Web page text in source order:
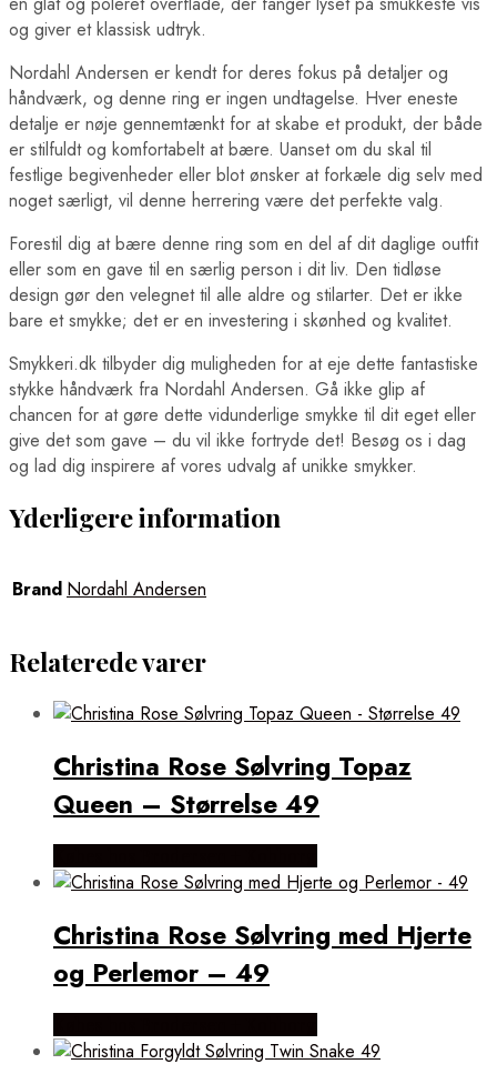
og giver et klassisk udtryk.
Nordahl Andersen er kendt for deres fokus på detaljer og
håndværk, og denne ring er ingen undtagelse. Hver eneste
detalje er nøje gennemtænkt for at skabe et produkt, der både
er stilfuldt og komfortabelt at bære. Uanset om du skal til
festlige begivenheder eller blot ønsker at forkæle dig selv med
noget særligt, vil denne herrering være det perfekte valg.
Forestil dig at bære denne ring som en del af dit daglige outfit
eller som en gave til en særlig person i dit liv. Den tidløse
design gør den velegnet til alle aldre og stilarter. Det er ikke
bare et smykke; det er en investering i skønhed og kvalitet.
Smykkeri.dk tilbyder dig muligheden for at eje dette fantastiske
stykke håndværk fra Nordahl Andersen. Gå ikke glip af
chancen for at gøre dette vidunderlige smykke til dit eget eller
give det som gave – du vil ikke fortryde det! Besøg os i dag
og lad dig inspirere af vores udvalg af unikke smykker.
Yderligere information
Brand Nordahl Andersen
Relaterede varer
Christina Rose Sølvring Topaz
Queen – Størrelse 49
Christina Rose Sølvring med Hjerte
og Perlemor – 49